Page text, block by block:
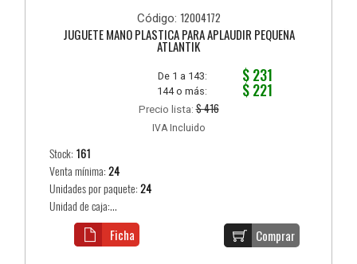
Código: 12004172
JUGUETE MANO PLASTICA PARA APLAUDIR PEQUEÑA
ATLANTIK
De 1 a 143: $ 231
144 o más: $ 221
Precio lista:$ 416
IVA Incluido
Stock: 161
Venta mínima:24
Unidades por paquete:24
Unidad de caja:...
Comprar
Ficha